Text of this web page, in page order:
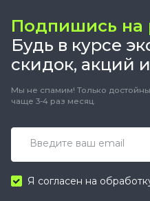
Подпишись на
Будь в курсе
скидок, акций
Мы не спамим! Только
чаще 3-4 раз месяц.
Я согласен на